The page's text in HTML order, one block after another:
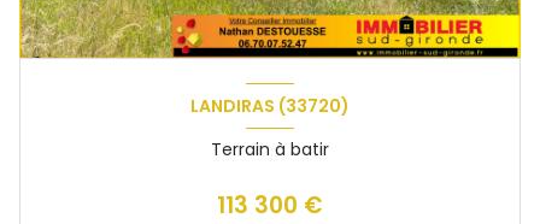
LANDIRAS (33720)
Terrain à batir
113 300 €